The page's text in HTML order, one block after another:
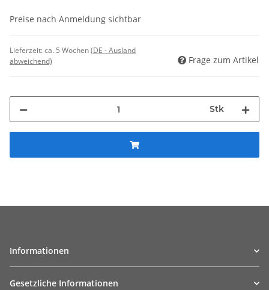
Preise nach Anmeldung sichtbar
Lieferzeit:ca. 5 Wochen(DE - Ausland
abweichend)
Frage zum Artikel
Stk
Informationen
Gesetzliche Informationen